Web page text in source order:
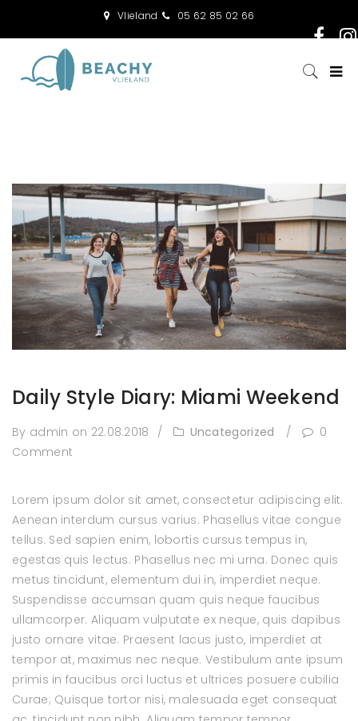
Vlieland 05 62 85 02 66
Daily Style Diary: Miami Weekend
By admin on 22.08.2018 / Uncategorized /
0
Comment
Lorem ipsum dolor sit amet, consectetur adipiscing elit.
Aenean interdum cursus varius. Phasellus vitae congue
tellus. Sed sapien enim, lobortis cursus tempus in,
egestas quis lectus. Phasellus nec mi urna. Donec quis
metus tincidunt, elementum dui in, imperdiet neque.
Suspendisse accumsan quam quis neque faucibus
ullamcorper. Aliquam vulputate ex neque, quis dapibus
justo ornare vitae. Praesent lacus justo, imperdiet at
tempor at, maximus nec neque. Vestibulum ante ipsum
primis in faucibus orci luctus et ultrices posuere cubilia
Curae; Quisque tortor nisi, malesuada eget consequat